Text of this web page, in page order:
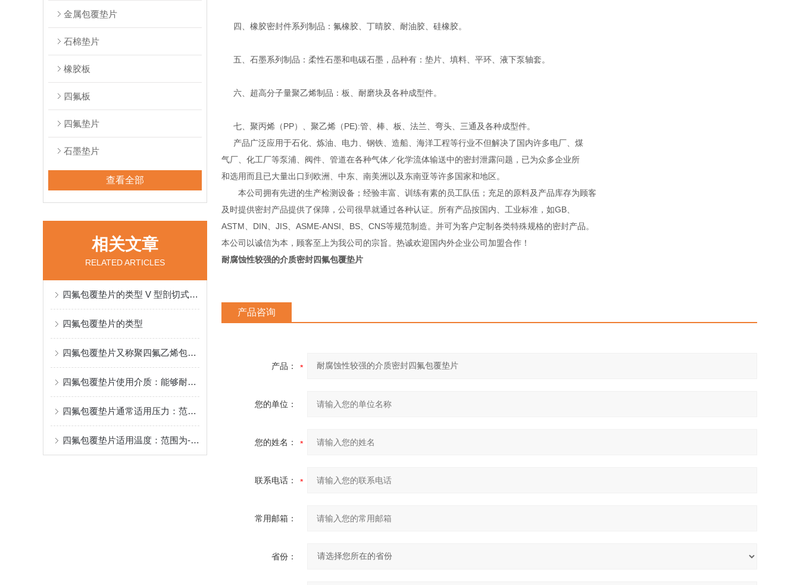
金属包覆垫片
石棉垫片
橡胶板
四氟板
四氟垫片
石墨垫片
查看全部
相关文章
RELATED ARTICLES
四氟包覆垫片的类型 V 型剖切式把四氟片从外到内壁割开适用低压，经济型
四氟包覆垫片的类型
四氟包覆垫片又称聚四氟乙烯包覆垫片
四氟包覆垫片使用介质：能够耐受除酸碱金属、元素氟等物质。
四氟包覆垫片通常适用压力：范围为0.6-2.5Mpa。
四氟包覆垫片适用温度：范围为-100℃至+260℃
四、橡胶密封件系列制品：氟橡胶、丁晴胶、耐油胶、硅橡胶。
五、石墨系列制品：柔性石墨和电碳石墨，品种有：垫片、填料、平环、液下泵轴套。
六、超高分子量聚乙烯制品：板、耐磨块及各种成型件。
七、聚丙烯（PP）、聚乙烯（PE):管、棒、板、法兰、弯头、三通及各种成型件。
产品广泛应用于石化、炼油、电力、钢铁、造船、海洋工程等行业不但解决了国内许多电厂、煤
气厂、化工厂等泵浦、阀件、管道在各种气体／化学流体输送中的密封泄露问题，已为众多企业所
和选用而且已大量出口到欧洲、中东、南美洲以及东南亚等许多国家和地区。
本公司拥有先进的生产检测设备；经验丰富、训练有素的员工队伍；充足的原料及产品库存为顾客
及时提供密封产品提供了保障，公司很早就通过各种认证。所有产品按国内、工业标准，如GB、
ASTM、DIN、JIS、ASME-ANSI、BS、CNS等规范制造。并可为客户定制各类特殊规格的密封产品。
本公司以诚信为本，顾客至上为我公司的宗旨。热诚欢迎国内外企业公司加盟合作！
耐腐蚀性较强的介质密封四氟包覆垫片
产品咨询
产品：
您的单位：
您的姓名：
联系电话：
常用邮箱：
省份：